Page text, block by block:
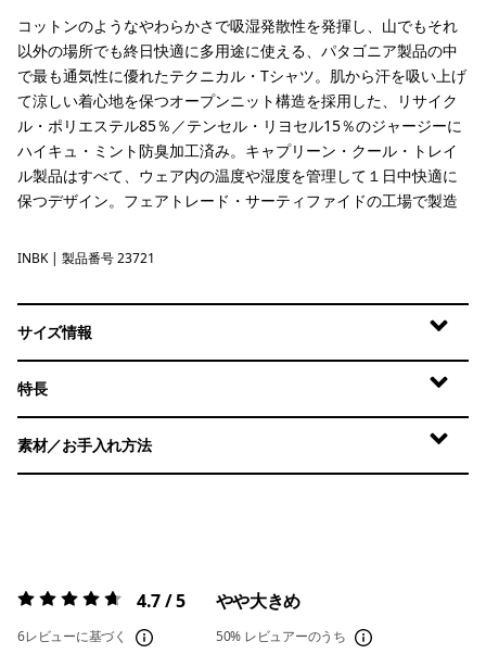
コットンのようなやわらかさで吸湿発散性を発揮し、山でもそれ
以外の場所でも終日快適に多用途に使える、パタゴニア製品の中
で最も通気性に優れたテクニカル・Tシャツ。肌から汗を吸い上げ
て涼しい着心地を保つオープンニット構造を採用した、リサイク
ル・ポリエステル85％／テンセル・リヨセル15％のジャージーに
ハイキュ・ミント防臭加工済み。キャプリーン・クール・トレイ
ル製品はすべて、ウェア内の温度や湿度を管理して１日中快適に
保つデザイン。フェアトレード・サーティファイドの工場で製造
Ink Black
INBK | 製品番号 23721
サイズ情報
特長
素材／お手入れ方法
評価:4.7 / 5 4.7 / 5
6レビューに基づく
やや大きめ
50% レビュアーのうち